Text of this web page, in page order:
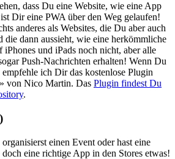
dass Du eine Website, wie eine App
Dir eine PWA über den Weg gelaufen!
anderes als Websites, die Du aber auch
die dann aussieht, wie eine herkömmliche
und iPads noch nicht, aber alle
Push-Nachrichten erhalten! Wenn Du
empfehle ich Dir das kostenlose Plugin
von Nico Martin. Das Plugin findest Du
.
einen Event oder hast eine
eine richtige App in den Stores etwas!